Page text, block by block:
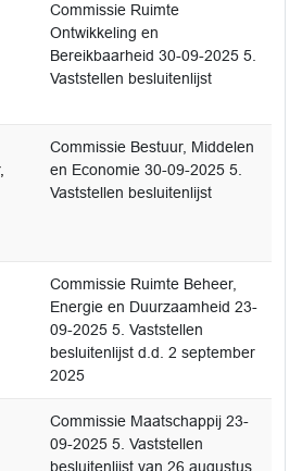
Commissie Ruimte
Ontwikkeling en
Bereikbaarheid 30-09-2025 5.
Vaststellen besluitenlijst
Commissie Bestuur, Middelen
en Economie 30-09-2025 5.
Vaststellen besluitenlijst
Commissie Ruimte Beheer,
Energie en Duurzaamheid 23-
09-2025 5. Vaststellen
besluitenlijst d.d. 2 september
2025
Commissie Maatschappij 23-
09-2025 5. Vaststellen
besluitenlijst van 26 augustus